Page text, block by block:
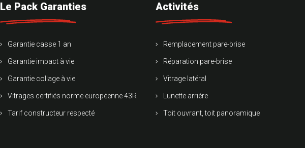
Le Pack Garanties
Garantie casse 1 an
Garantie impact à vie
Garantie collage à vie
Vitrages certifiés norme européenne 43R
Tarif constructeur respecté
Activités
Remplacement pare-brise
Réparation pare-brise
Vitrage latéral
Lunette arrière
Toit ouvrant, toit panoramique